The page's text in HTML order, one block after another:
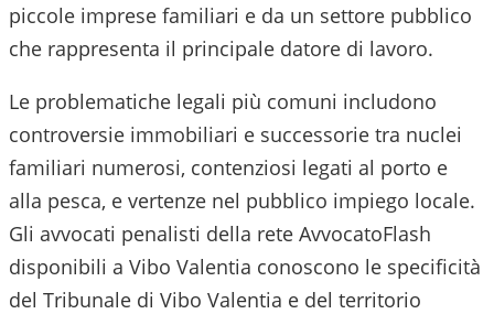
piccole imprese familiari e da un settore pubblico
che rappresenta il principale datore di lavoro.
Le problematiche legali più comuni includono
controversie immobiliari e successorie tra nuclei
familiari numerosi, contenziosi legati al porto e
alla pesca, e vertenze nel pubblico impiego locale.
Gli avvocati penalisti della rete AvvocatoFlash
disponibili a Vibo Valentia conoscono le specificità
del Tribunale di Vibo Valentia e del territorio